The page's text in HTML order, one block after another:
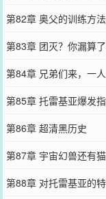
第82章 奥父的训练方法
第83章 团灭？你漏算
第84章 兄弟们来，一人
第85章 托雷基亚爆发
第86章 超清黑历史
第87章 宇宙幻兽还有猫
第88章 对托雷基亚的